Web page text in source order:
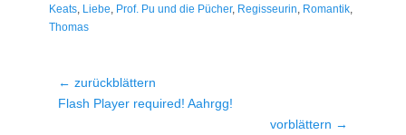
Keats, Liebe, Prof. Pu und die Pücher, Regisseurin, Romantik,
Thomas
Beitragsnavigation
← zurückblättern
Vorheriger
Flash Player required! Aahrgg!
vorblättern →